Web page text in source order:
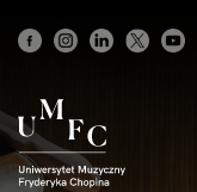
główna